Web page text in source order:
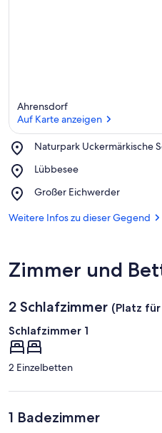
Ahrensdorf
Auf Karte anzeigen
Naturpark Uckermärkische
Place,
Uckermärkische
Lübbesee
Place,
Großer Eichwerder
Place,
Eichwerder
Weitere Infos zu dieser Gegend
Zimmer und
2 Schlafzimmer (Platz
Schlafzimmer 1
2 Einzelbetten
1 Badezimmer